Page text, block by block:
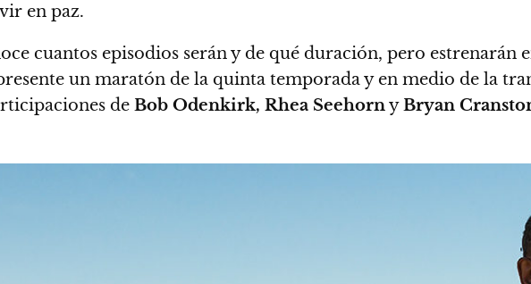
en paz.
cuantos episodios serán y de qué duración, pero estrenarán
un maratón de la quinta temporaday en medio de la
de Bob Odenkirk, Rhea SeehornyBryan